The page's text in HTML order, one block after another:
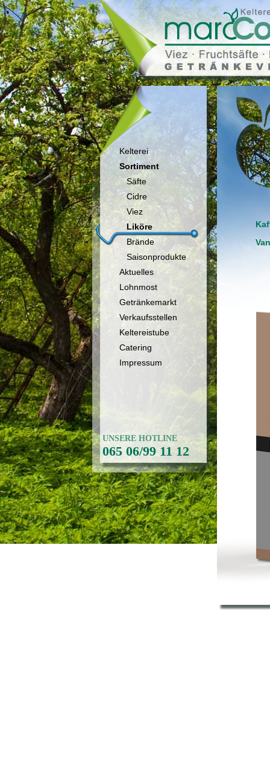
Kelterei
Sortiment
Säfte
Cidre
Viez
Liköre
Brände
Saisonprodukte
Aktuelles
Lohnmost
Getränkemarkt
Verkaufsstellen
Keltereistube
Catering
Impressum
UNSERE HOTLINE
065 06/99 11 12